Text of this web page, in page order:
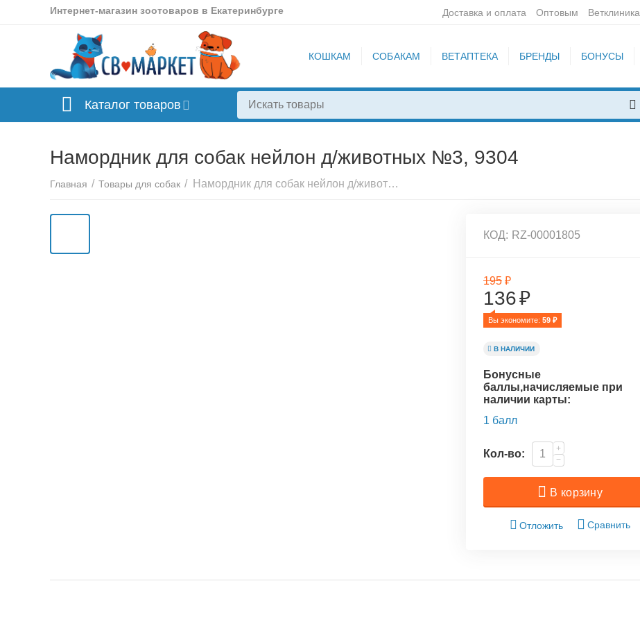
Интернет-магазин зоотоваров в Екатеринбурге Доставка и оплата Оптовым Ветклиника
КОШКАМ СОБАКАМ ВЕТАПТЕКА БРЕНДЫ БОНУСЫ
Каталог товаров
Намордник для собак нейлон д/животных №3, 9304
Главная / Товары для собак / Намордник для собак нейлон д/животных №3, 9304
КОД: RZ-00001805
195 ₽
136₽
Вы экономите: 59 ₽
В НАЛИЧИИ
Бонусные
баллы,начисляемые при
наличии карты:
1 балл
Кол-во:
+
−
В корзину
Отложить Сравнить